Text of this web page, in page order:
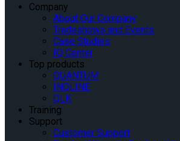
Company
About Our Company
Tradeshows and Events
Case Studies
IQ Center
Top products
QUANTUM
INQLINE
QLK
Training
Support
Customer Support